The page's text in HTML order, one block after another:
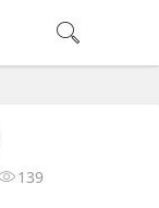
139